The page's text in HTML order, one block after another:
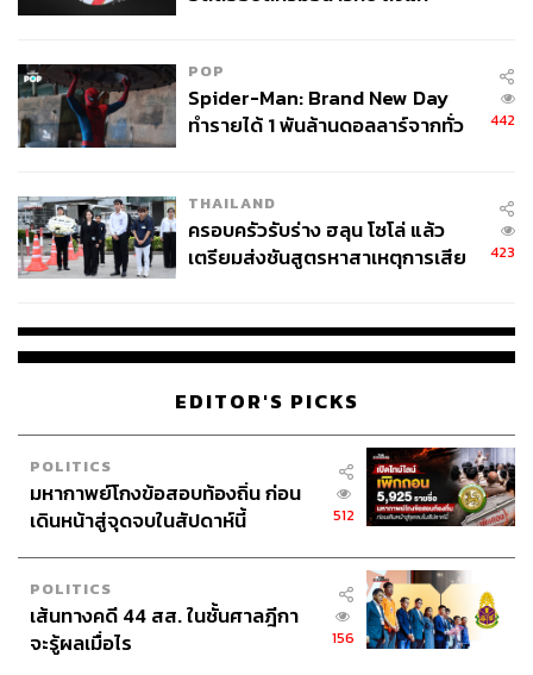
POP
Spider-Man: Brand New Day
ทำรายได้ 1 พันล้านดอลลาร์จากทั่ว
442
THAILAND
ครอบครัวรับร่าง ฮลุน โซโล่ แล้ว
เตรียมส่งชันสูตรหาสาเหตุการเสีย
423
EDITOR'S PICKS
POLITICS
มหากาพย์โกงข้อสอบท้องถิ่น ก่อน
เดินหน้าสู่จุดจบในสัปดาห์นี้
512
POLITICS
เส้นทางคดี 44 สส. ในชั้นศาลฎีกา
จะรู้ผลเมื่อไร
156